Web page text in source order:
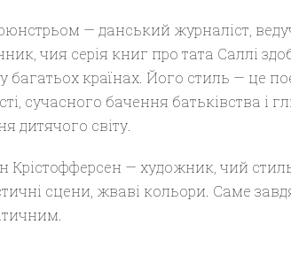
— данський журналіст,
чия серія книг про тата Саллі
багатьох країнах. Його стиль — це
сучасного бачення батьківства і
дитячого світу.
Крістофферсен — художник, чий
сцени, жваві кольори. Саме